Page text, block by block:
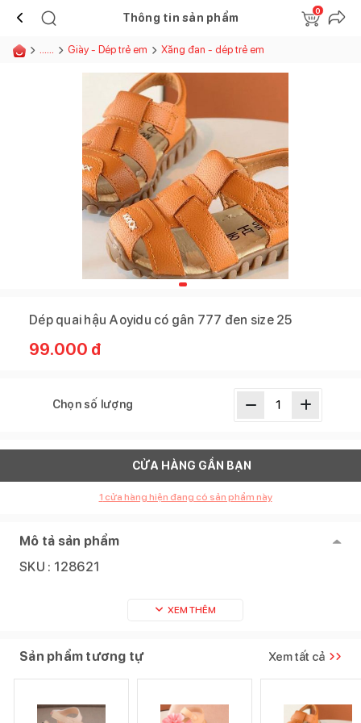
Thông tin sản phẩm
0
...... Giày - Dép trẻ em Xăng đan - dép trẻ em
Dép quai hậu Aoyidu có gân 777 đen size 25
99.000 đ
Chọn số lượng
CỬA HÀNG GẦN BẠN
1 cửa hàng hiện đang có sản phẩm này
Mô tả sản phẩm
SKU : 128621
XEM THÊM
Sản phẩm tương tự Xem tất cả